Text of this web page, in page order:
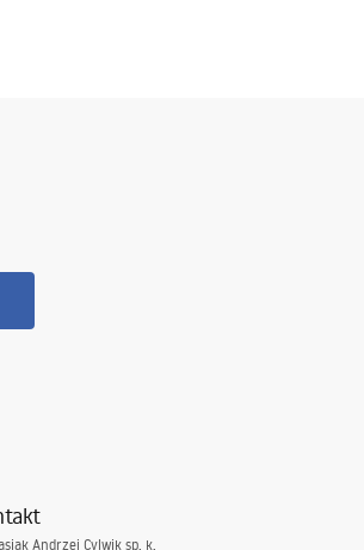
Andrzej Cylwik sp. k.